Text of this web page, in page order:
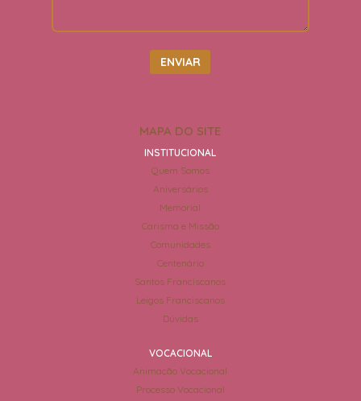
MAPA DO SITE
INSTITUCIONAL
Quem Somos
Aniversários
Memorial
Carisma e Missão
Comunidades
Centenário
Santos Franciscanos
Leigos Franciscanos
Dúvidas
VOCACIONAL
Animação Vocacional
Processo Vocacional